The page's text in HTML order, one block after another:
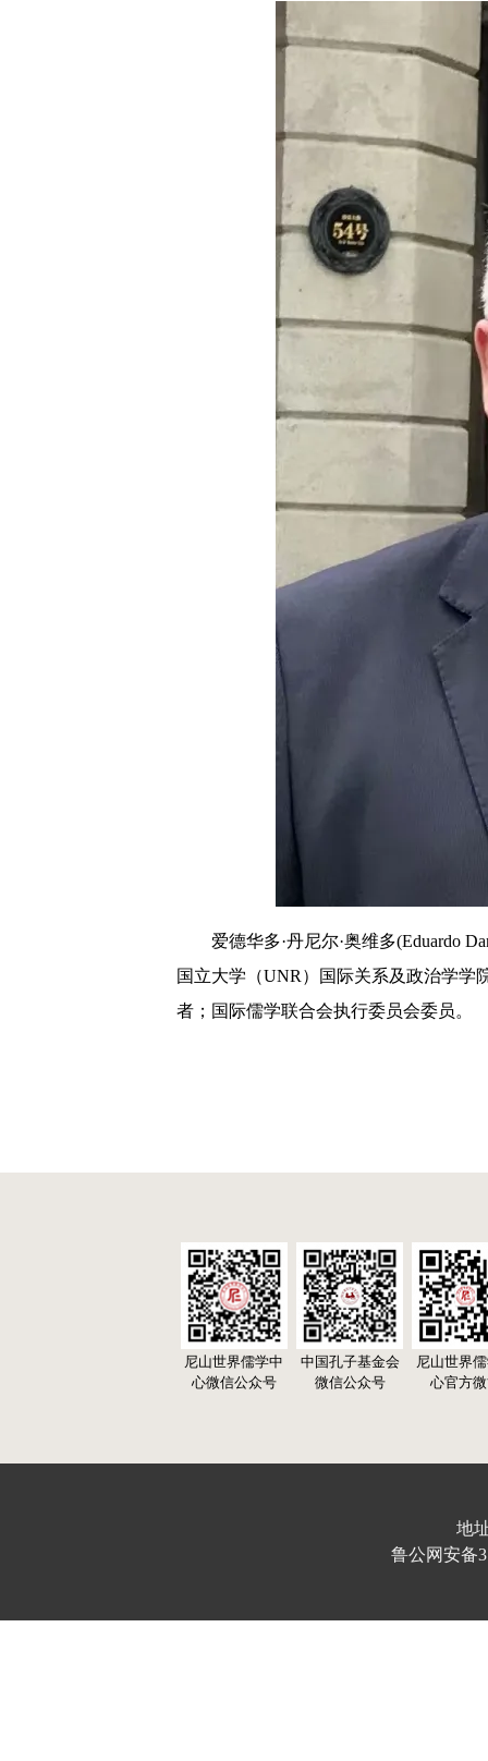
爱德华多·丹尼尔·奥维多(Eduardo
国立大学（UNR）国际关系及政治学学
者；国际儒学联合会执行委员会委员。
尼山世界儒学中
心微信公众号
中国孔子基金会
微信公众号
尼山世界
心官方
地
鲁公网安备